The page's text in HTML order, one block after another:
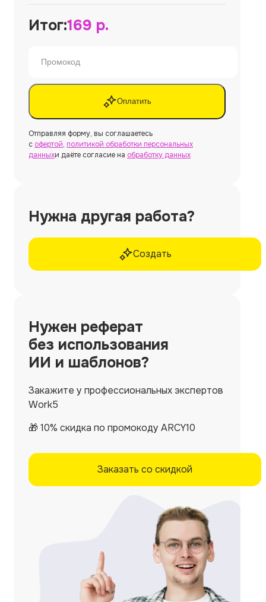
Итог:169 р.
Оплатить
Отправляя форму, вы соглашаетесь
с офертой, политикой обработки персональных
данныхи даёте согласие на обработку данных
Нужна другая работа?
Создать
Нужен реферат
без использования
ИИ и шаблонов?
Закажите у профессиональных экспертов
Work5
🎁 10% скидка по промокоду ARCY10
Заказать со скидкой